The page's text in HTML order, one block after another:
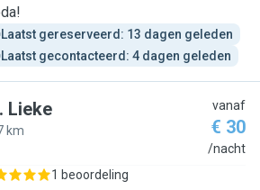
Laatst gereserveerd: 13 dagen geleden
Laatst gecontacteerd: 4 dagen geleden
. Lieke
km
vanaf
€ 30
/nacht
1 beoordeling